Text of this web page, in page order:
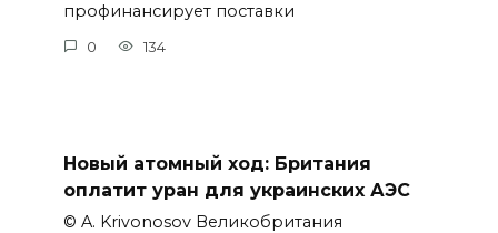
профинансирует поставки
0 134
Новый атомный ход: Британия
оплатит уран для украинских АЭС
© A. Krivonosov Великобритания